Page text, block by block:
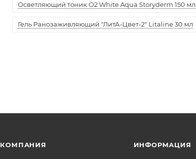
Осветляющий тоник O2 White Aqua Storyderm 150 мл
Гель Ранозаживляющий "ЛитА-Цвет-2" Litaline 30 мл
КОМПАНИЯ ИНФОРМАЦИЯ